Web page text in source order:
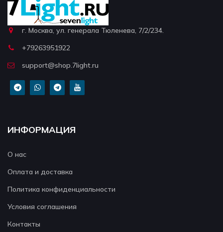
г. Москва, ул. генерала Тюленева, 7/2/234.
+79263951922
support@shop.7light.ru
ИНФОРМАЦИЯ
О нас
Оплата и доставка
Политика конфиденциальности
Условия соглашения
Контакты